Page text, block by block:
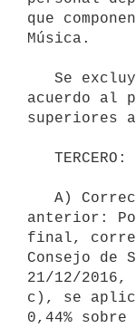
que
Música.
acuerdo al
superiores
anterior:
final,
Consejo de
21/12/
c), se
0,44%